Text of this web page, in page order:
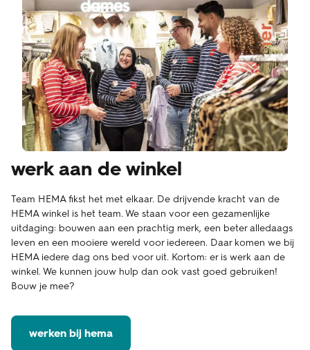
werk aan de winkel
Team HEMA fikst het met elkaar. De drijvende kracht van de
HEMA winkel is het team. We staan voor een gezamenlijke
uitdaging: bouwen aan een prachtig merk, een beter alledaags
leven en een mooiere wereld voor iedereen. Daar komen we bij
HEMA iedere dag ons bed voor uit. Kortom: er is werk aan de
winkel. We kunnen jouw hulp dan ook vast goed gebruiken!
Bouw je mee?
werken bij hema